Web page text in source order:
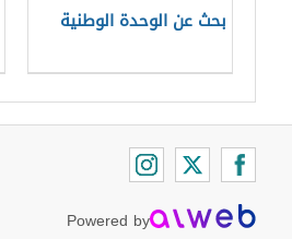
بحث عن الوحدة الوطنية
Powered by